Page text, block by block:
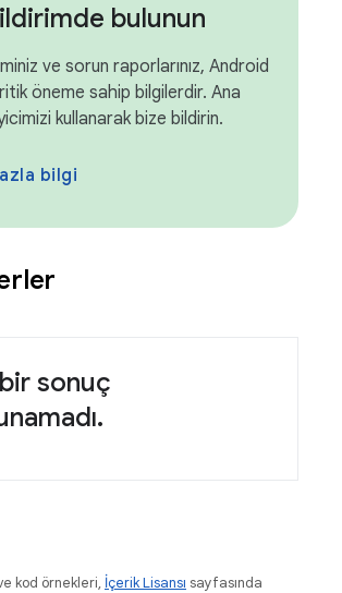
bulunun
ve sorun raporlarınız, Android
öneme sahip bilgilerdir. Ana
kullanarak bize bildirin.
bilgi
sonuç
kod örnekleri, İçerik Lisansı sayfasında